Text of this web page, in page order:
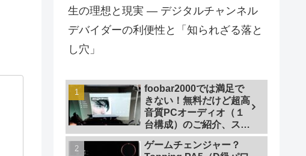
生の理想と現実 — デジタルチャンネル
デバイダーの利便性と「知られざる落と
し穴」
foobar2000では満足で
きない！無料だけど超高
音質PCオーディオ（１
台構成）のご紹介、スマ
ホで操作も
ゲームチェンジャー？